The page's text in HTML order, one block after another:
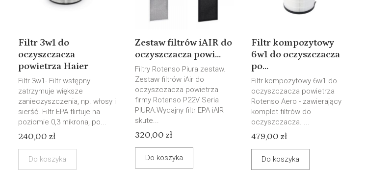
Filtr 3w1 do
oczyszczacza
powietrza Haier
Filtr 3w1- Filtr wstępny
zatrzymuje większe
zanieczyszczenia, np. włosy i
sierść. Filtr EPA flirtuje na
poziomie 0,3 mikrona, po...
240,00 zł
Do koszyka
Zestaw filtrów iAIR do
oczyszczacza powi...
Filtry Rotenso Piura zestaw.
Zestaw filtrów iAir do
oczyszczacza powietrza
firmy Rotenso P22V Seria
PIURA.Wydajny filtr EPA iAIR
skute...
320,00 zł
Do koszyka
Filtr kompozytowy
6w1 do oczyszczacza
po...
Filtr kompozytowy 6w1 do
oczyszczacza powietrza
Rotenso Aero - zawierający
komplet filtrów do
oczyszczacza. ...
479,00 zł
Do koszyka